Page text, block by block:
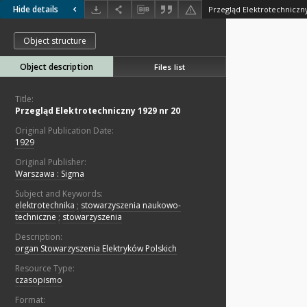
Hide details Przegląd
Object structure
Object description Files list
Title:
Przegląd Elektrotechniczny 1929 nr 20
Original Publication Date:
1929
Original Publisher:
Warszawa : Sigma
Subject and Keywords:
elektrotechnika ; stowarzyszenia naukowo-
techniczne ; stowarzyszenia
Description:
organ Stowarzyszenia Elektryków Polskich
Resource Type:
czasopismo
Format: